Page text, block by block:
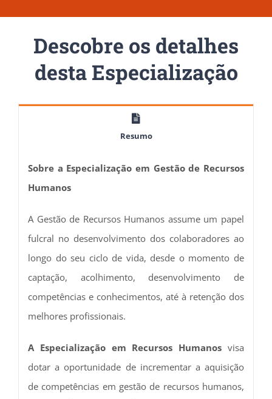
Descobre os detalhes
desta Especialização
Resumo
Sobre a Especialização em Gestão de Recursos
Humanos
A Gestão de Recursos Humanos assume um papel
fulcral no desenvolvimento dos colaboradores ao
longo do seu ciclo de vida, desde o momento de
captação, acolhimento, desenvolvimento de
competências e conhecimentos, até à retenção dos
melhores profissionais.
A Especialização em Recursos Humanosvisa
dotar a oportunidade de incrementar a aquisição
de competências em gestão de recursos humanos,